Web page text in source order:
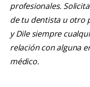
profesionales.
de tu dentista u otro
y Dile siempre
relación con alguna
médico.